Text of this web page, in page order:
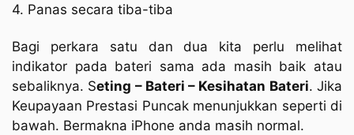
4. Panas secara tiba-tiba
Bagi perkara satu dan dua kita perlu melihat
indikator pada bateri sama ada masih baik atau
sebaliknya. Seting – Bateri – Kesihatan Bateri. Jika
Keupayaan Prestasi Puncak menunjukkan seperti di
bawah. Bermakna iPhone anda masih normal.